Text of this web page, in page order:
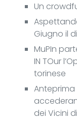
Un
Giugno il
MuPIn
IN TOur
torinese
Anteprima
dei Vicini